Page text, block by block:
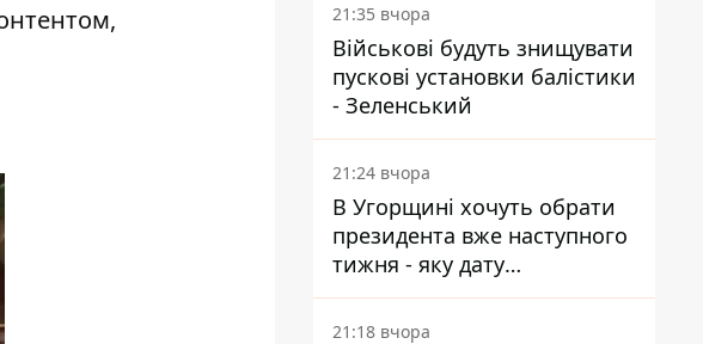
21:35 вчора
Військові будуть знищувати
пускові установки балістики
- Зеленський
21:24 вчора
В Угорщині хочуть обрати
президента вже наступного
тижня - яку дату
пропонують
21:18 вчора